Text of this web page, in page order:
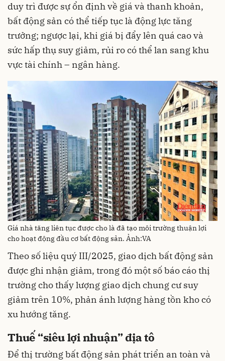
duy trì được sự ổn định về giá và thanh khoản,
bất động sản có thể tiếp tục là động lực tăng
trưởng; ngược lại, khi giá bị đẩy lên quá cao và
sức hấp thụ suy giảm, rủi ro có thể lan sang khu
vực tài chính – ngân hàng.​
Giá nhà tăng liên tục được cho là đã tạo môi trường thuận lợi
cho hoạt động đầu cơ bất động sản. Ảnh:VA
Theo số liệu quý III/2025, giao dịch bất động sản
được ghi nhận giảm, trong đó một số báo cáo thị
trường cho thấy lượng giao dịch chung cư suy
giảm trên 10%, phản ánh lượng hàng tồn kho có
xu hướng tăng.​
Thuế “siêu lợi nhuận” địa tô
Để thị trường bất động sản phát triển an toàn và